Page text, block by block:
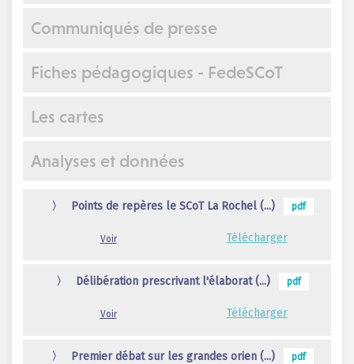
Communiqués de presse
Fiches pédagogiques - FedeSCoT
Les cartes
Analyses et données
〉 Points de repères le SCoT La Rochel (...) pdf
Télécharger
Voir
〉 Délibération prescrivant l'élaborat (...) pdf
Télécharger
Voir
〉 Premier débat sur les grandes orien (...) pdf